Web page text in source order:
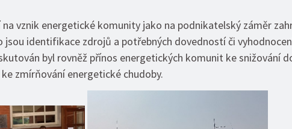
vznik energetické komunity jako na podnikatelský záměr
jsou identifikace zdrojů a potřebných dovedností či
byl rovněž přínos energetických komunit ke snižování
zmírňování energetické chudoby.